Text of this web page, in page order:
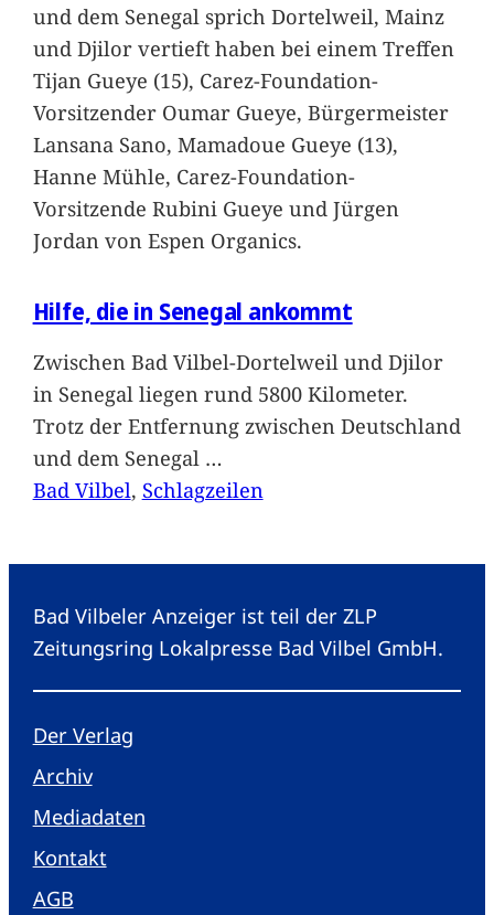
und dem Senegal sprich Dortelweil, Mainz
und Djilor vertieft haben bei einem Treffen
Tijan Gueye (15), Carez-Foundation-
Vorsitzender Oumar Gueye, Bürgermeister
Lansana Sano, Mamadoue Gueye (13),
Hanne Mühle, Carez-Foundation-
Vorsitzende Rubini Gueye und Jürgen
Jordan von Espen Organics.
Hilfe, die in Senegal ankommt
Zwischen Bad Vilbel-Dortelweil und Djilor
in Senegal liegen rund 5800 Kilometer.
Trotz der Entfernung zwischen Deutschland
und dem Senegal …
Bad Vilbel, Schlagzeilen
Bad Vilbeler Anzeiger ist teil der ZLP
Zeitungsring Lokalpresse Bad Vilbel GmbH.
Der Verlag
Archiv
Mediadaten
Kontakt
AGB